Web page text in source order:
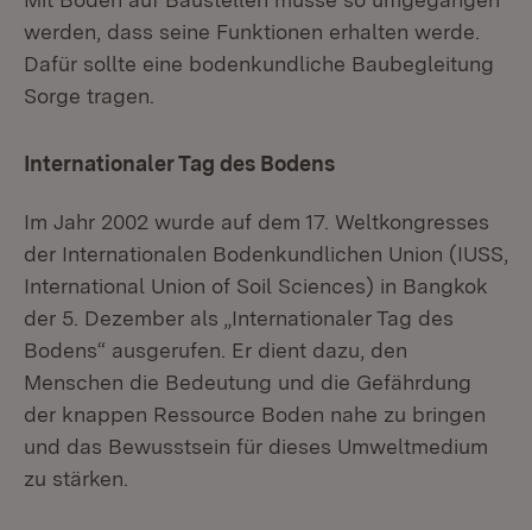
werden, dass seine Funktionen erhalten werde.
Dafür sollte eine bodenkundliche Baubegleitung
Sorge tragen.
Internationaler Tag des Bodens
Im Jahr 2002 wurde auf dem 17. Weltkongresses
der Internationalen Bodenkundlichen Union (IUSS,
International Union of Soil Sciences) in Bangkok
der 5. Dezember als „Internationaler Tag des
Bodens“ ausgerufen. Er dient dazu, den
Menschen die Bedeutung und die Gefährdung
der knappen Ressource Boden nahe zu bringen
und das Bewusstsein für dieses Umweltmedium
zu stärken.